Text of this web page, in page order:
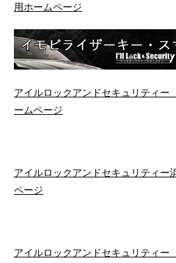
用ホームページ
アイルロックアンドセキュリティ
ームページ
アイルロックアンドセキュリティー
ページ
アイルロックアンドセキュリティ